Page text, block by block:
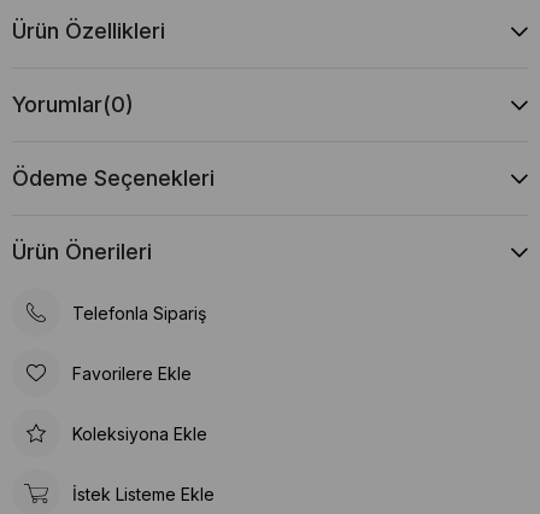
Ürün Özellikleri
Yorumlar(0)
Ödeme Seçenekleri
Ürün Önerileri
Telefonla Sipariş
Favorilere Ekle
Koleksiyona Ekle
İstek Listeme Ekle